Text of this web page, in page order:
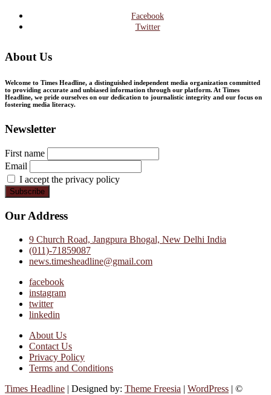
Facebook
Twitter
About Us
Welcome to Times Headline, a distinguished independent media organization committed
to providing accurate and unbiased information through our platform. At Times
Headline, we pride ourselves on our dedication to journalistic integrity and our focus on
fostering media literacy.
Newsletter
First name
Email
I accept the privacy policy
Our Address
9 Church Road, Jangpura Bhogal, New Delhi India
(011)-71859087
news.timesheadline@gmail.com
facebook
instagram
twitter
linkedin
About Us
Contact Us
Privacy Policy
Terms and Conditions
Times Headline | Designed by: Theme Freesia | WordPress | ©